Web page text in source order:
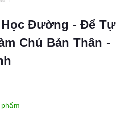
Học Đường - Để Tự
Chủ Bản Thân -